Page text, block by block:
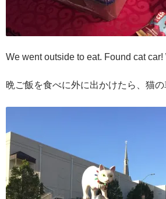
We went outside to eat. Found cat car!
晩ご飯を食べに外に出かけたら、猫